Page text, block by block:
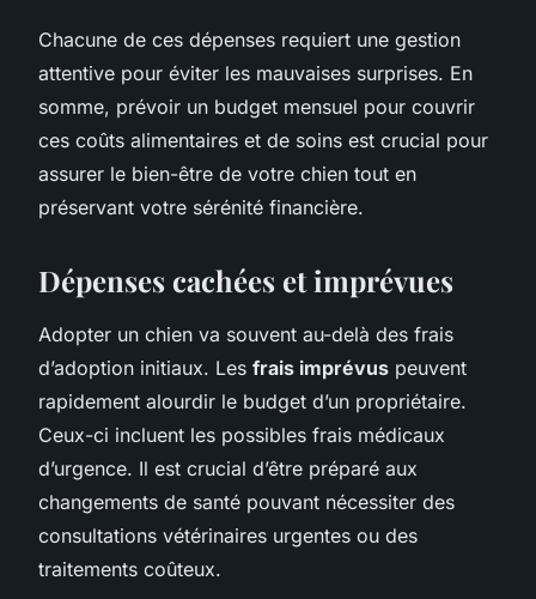
Chacune de ces dépenses requiert une gestion
attentive pour éviter les mauvaises surprises. En
somme, prévoir un budget mensuel pour couvrir
ces coûts alimentaires et de soins est crucial pour
assurer le bien-être de votre chien tout en
préservant votre sérénité financière.
Dépenses cachées et imprévues
Adopter un chien va souvent au-delà des frais
d’adoption initiaux. Les frais imprévus peuvent
rapidement alourdir le budget d’un propriétaire.
Ceux-ci incluent les possibles frais médicaux
d’urgence. Il est crucial d’être préparé aux
changements de santé pouvant nécessiter des
consultations vétérinaires urgentes ou des
traitements coûteux.